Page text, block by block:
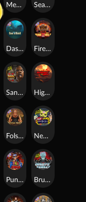
Seamen
Highway to Hell
Brute Force
San Quentin 2: Death Row
Mental
Punk Rocker 2
Nexus Outsourced
Fire in the Hole 2
Folsom Prison
Das xBoot